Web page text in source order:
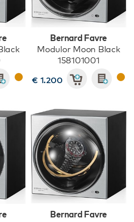
Bernard Favre
Modulor Moon Black
158101001
€ 1.200
Bernard Favre